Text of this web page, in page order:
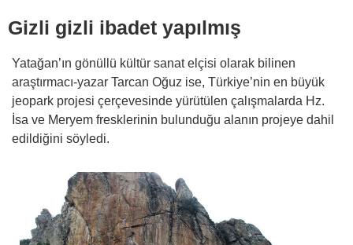
Gizli gizli ibadet yapılmış
Yatağan’ın gönüllü kültür sanat elçisi olarak bilinen
araştırmacı-yazar Tarcan Oğuz ise, Türkiye’nin en büyük
jeopark projesi çerçevesinde yürütülen çalışmalarda Hz.
İsa ve Meryem fresklerinin bulunduğu alanın projeye dahil
edildiğini söyledi.